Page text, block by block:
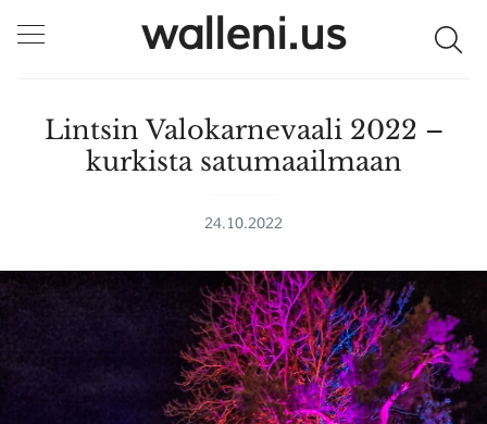
walleni.us
Lintsin Valokarnevaali 2022 –
kurkista satumaailmaan
24.10.2022